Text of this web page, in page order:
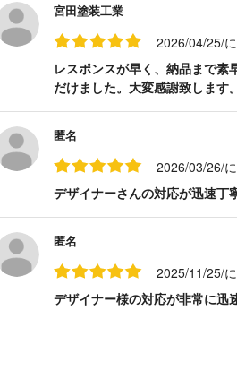
宮田塗装工業
2026/04/25/
レスポンスが早く、納品まで素
だけました。大変感謝致します。
匿名
2026/03/26/
デザイナーさんの対応が迅速丁
匿名
2025/11/25/
デザイナー様の対応が非常に迅